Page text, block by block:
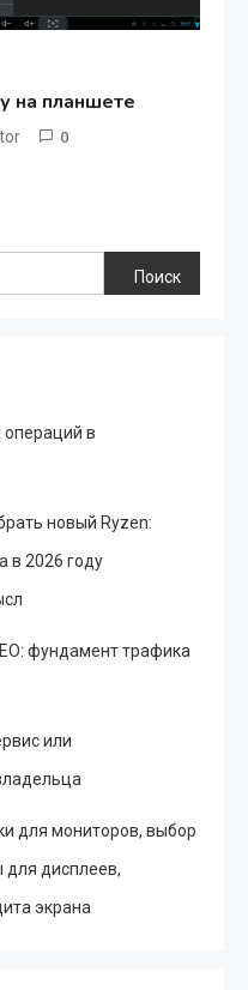
на планшете
0
Поиск
в
новый Ryzen:
в 2026 году
фундамент трафика
или
для мониторов, выбор
для дисплеев,
экрана